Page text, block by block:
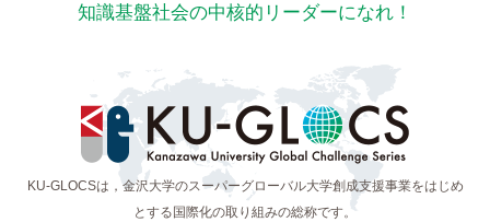
知識基盤社会の中核的リーダーになれ！
KU-GLOCSは，金沢大学のスーパーグローバル大学創成支援事業をはじめ
とする 国際化の取り組みの総称です。